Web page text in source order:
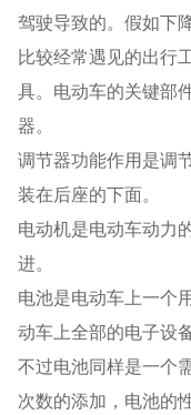
驾驶导致的。假如下
比较经常遇见的出行
具。电动车的关键部
器。
调节器功能作用是调
装在后座的下面。
电动机是电动车动力
进。
电池是电动车上一个
动车上全部的电子设
不过电池同样是一个
次数的添加，电池的